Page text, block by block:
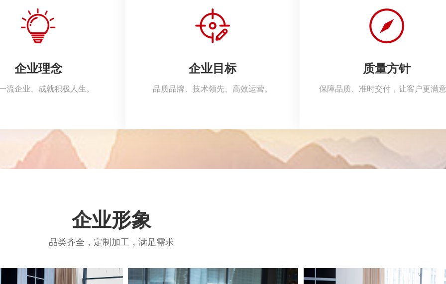
企业理念
流企业、成就积极人生。
企业目标
品质品牌、技术领先、高效运营。
质量方针
保障品质、准时交付，让客户更满
企业形象
品类齐全，定制加工，满足需求